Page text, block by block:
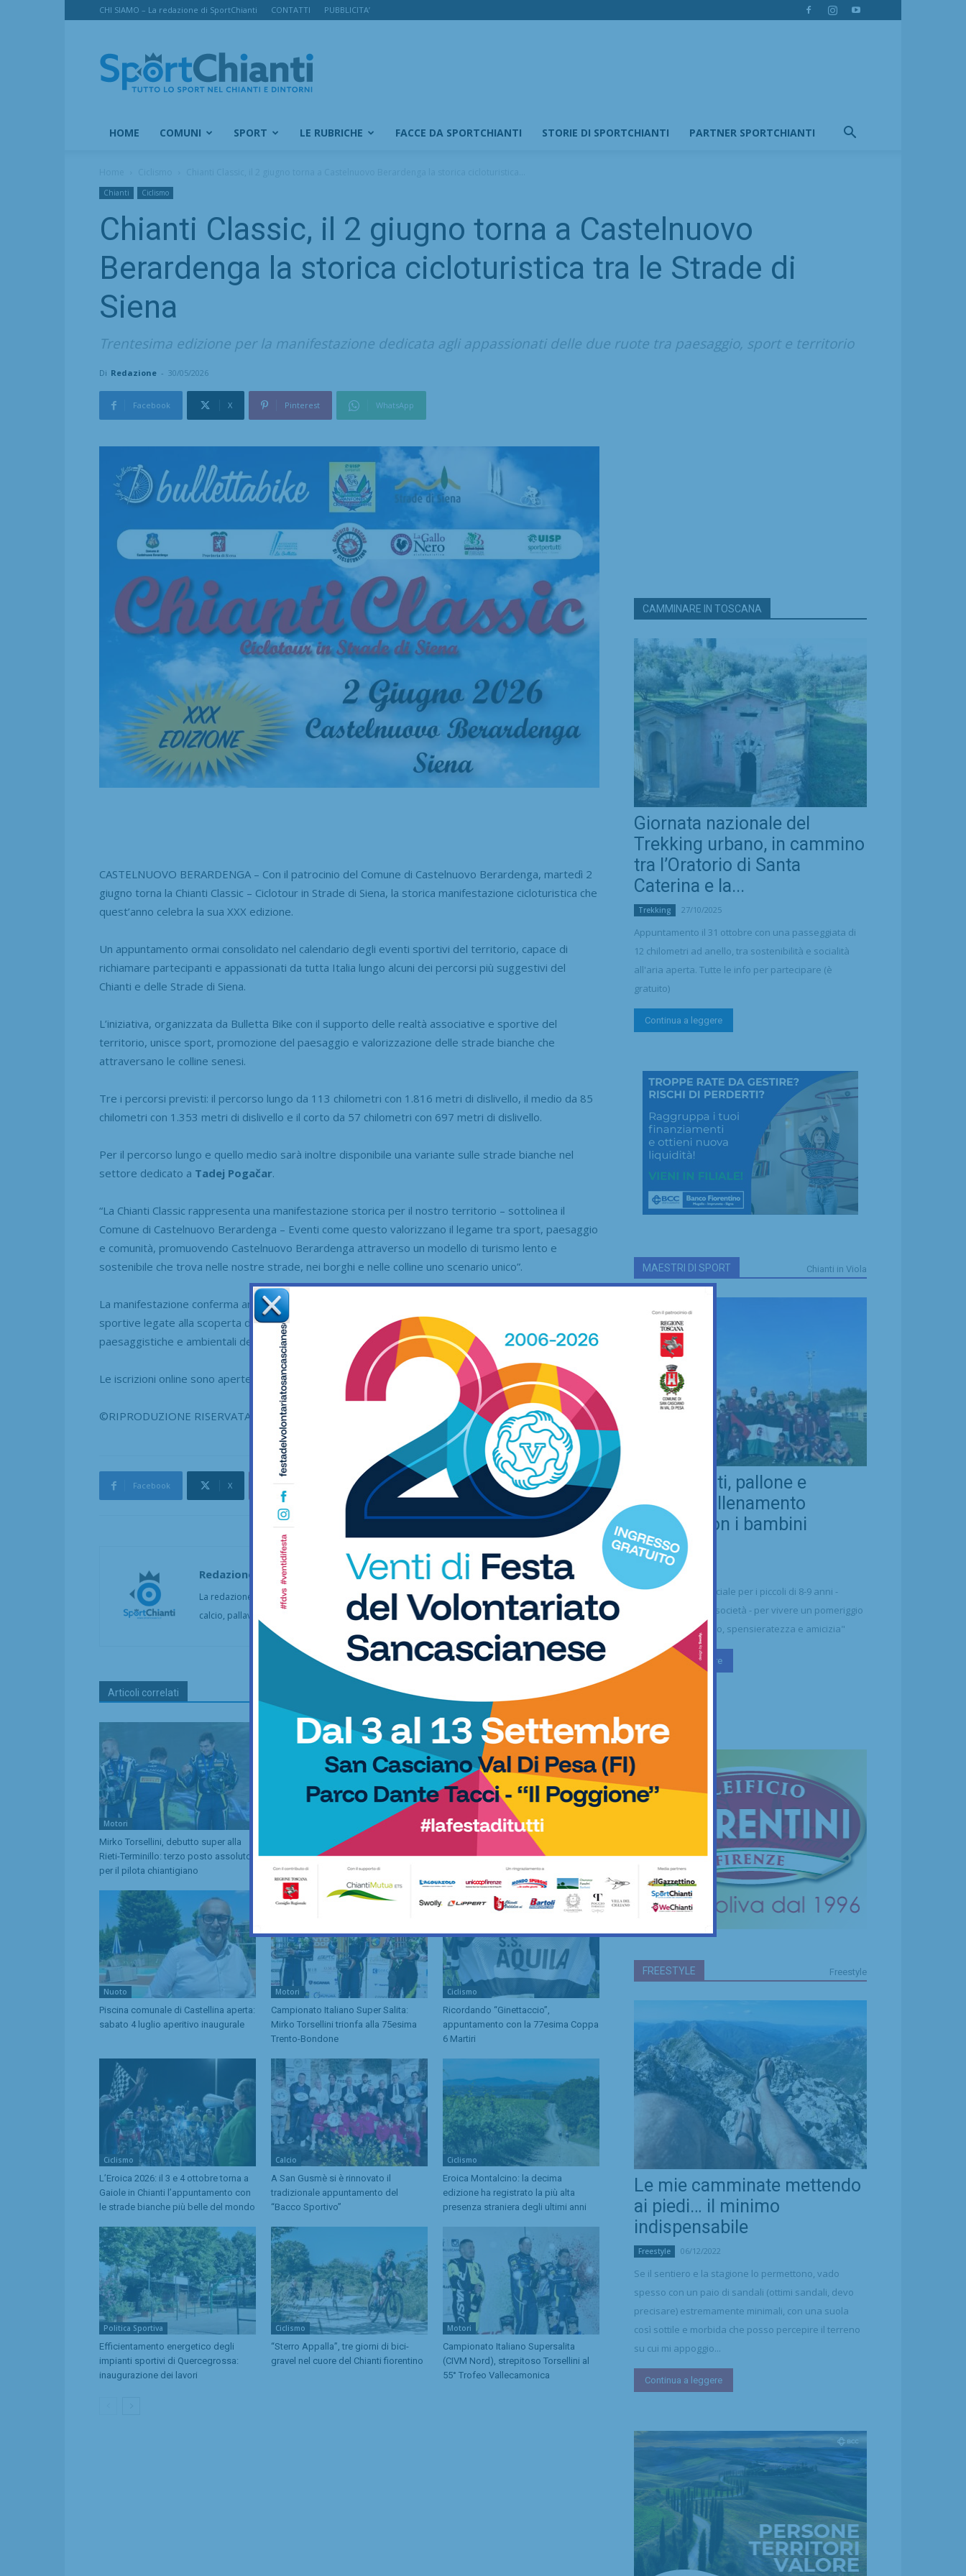
CHI SIAMO – La redazione di SportChianti CONTATTI PUBBLICITA’
SportChianti
HOME COMUNI SPORT LE RUBRICHE FACCE DA SPORTCHIANTI STORIE DI SPORTCHIANTI PARTNER SPORTCHIANTI
Chianti Ciclismo
Chianti Classic, il 2 giugno torna a Castelnuovo
Berardenga la storica cicloturistica tra le Strade di
Siena
Trentesima edizione per la manifestazione dedicata agli appassionati delle due ruote tra paesaggio, sport e territorio
Di Redazione - 30/05/2026
Facebook X Pinterest WhatsApp
CASTELNUOVO BERARDENGA – Con il patrocinio del Comune di Castelnuovo Berardenga, martedì 2
giugno torna la Chianti Classic – Ciclotour in Strade di Siena, la storica manifestazione cicloturistica che
quest’anno celebra la sua XXX edizione.
Un appuntamento ormai consolidato nel calendario degli eventi sportivi del territorio, capace di
richiamare partecipanti e appassionati da tutta Italia lungo alcuni dei percorsi più suggestivi del
Chianti e delle Strade di Siena.
L’iniziativa, organizzata da Bulletta Bike con il supporto delle realtà associative e sportive del
territorio, unisce sport, promozione del paesaggio e valorizzazione delle strade bianche che
attraversano le colline senesi.
Tre i percorsi previsti: il percorso lungo da 113 chilometri con 1.816 metri di dislivello, il medio da 85
chilometri con 1.353 metri di dislivello e il corto da 57 chilometri con 697 metri di dislivello.
Per il percorso lungo e quello medio sarà inoltre disponibile una variante sulle strade bianche nel
settore dedicato a Tadej Pogačar.
“La Chianti Classic rappresenta una manifestazione storica per il nostro territorio – sottolinea il
Comune di Castelnuovo Berardenga – Eventi come questo valorizzano il legame tra sport, paesaggio
e comunità, promuovendo Castelnuovo Berardenga attraverso un modello di turismo lento e
sostenibile che trova nelle nostre strade, nei borghi e nelle colline uno scenario unico”.
La manifestazione conferma anche il crescente interesse per il cicloturismo e per le esperienze
sportive legate alla scoperta del territorio, contribuendo alla promozione delle eccellenze
paesaggistiche e ambientali del Chianti.
Le iscrizioni online sono aperte fino al 31 maggio sulla piattaforma Endu.
©RIPRODUZIONE RISERVATA
Facebook X WhatsApp
Redazione
La redazione di SportChianti dà spazio, ogni giorno, a tutti gli sport nei comuni chiantigiani:
calcio, pallavolo, basket, pallamano, baseball, karate, danza, ginnastica, ciclismo...
Articoli correlati
Motori
Mirko Torsellini, debutto super alla
Rieti-Terminillo: terzo posto assoluto
per il pilota chiantigiano
Quattro “eroici”, quattro vite: il
racconto de L’Eroica attraverso le
storie personali
Motori
Campionato Italiano Super Salita:
Mirko Torsellini alla 61esima “Rieti
Nuoto
Piscina comunale di Castellina aperta:
sabato 4 luglio aperitivo inaugurale
Motori
Campionato Italiano Super Salita:
Mirko Torsellini trionfa alla 75esima
Trento-Bondone
Ciclismo
Ricordando “Ginettaccio”,
appuntamento con la 77esima Coppa
6 Martiri
Ciclismo
L’Eroica 2026: il 3 e 4 ottobre torna a
Gaiole in Chianti l’appuntamento con
le strade bianche più belle del mondo
Calcio
A San Gusmè si è rinnovato il
tradizionale appuntamento del
“Bacco Sportivo”
Ciclismo
Eroica Montalcino: la decima
edizione ha registrato la più alta
presenza straniera degli ultimi anni
Politica Sportiva
Efficientamento energetico degli
impianti sportivi di Quercegrossa:
inaugurazione dei lavori
Ciclismo
“Sterro Appalla”, tre giorni di bici-
gravel nel cuore del Chianti fiorentino
Motori
Campionato Italiano Supersalita
(CIVM Nord), strepitoso Torsellini al
55° Trofeo Vallecamonica
CAMMINARE IN TOSCANA
Giornata nazionale del
Trekking urbano, in cammino
tra l’Oratorio di Santa
Caterina e la...
Trekking 27/10/2025
Appuntamento il 31 ottobre con una passeggiata di
12 chilometri ad anello, tra sostenibilità e socialità
all'aria aperta. Tutte le info per partecipare (è
gratuito)
Continua a leggere
MAESTRI DI SPORT Chianti in Viola
Real Chianti, pallone e
bellezza: allenamento
insieme con i bambini
Saharawi
21/07/2026
"Un'occasione speciale per i piccoli di 8-9 anni -
sottolineano dalla società - per vivere un pomeriggio
di puro divertimento, spensieratezza e amicizia"
Continua a leggere
FREESTYLE Freestyle
Le mie camminate mettendo
ai piedi… il minimo
indispensabile
Freestyle 06/12/2022
Se il sentiero e la stagione lo permettono, vado
spesso con un paio di sandali (ottimi sandali, devo
precisare) estremamente minimali, con una suola
così sottile e morbida che posso percepire il terreno
su cui mi appoggio...
Continua a leggere